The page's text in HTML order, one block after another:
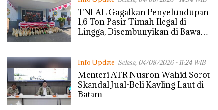
TNI AL Gagalkan Penyelundupan
1,6 Ton Pasir Timah Ilegal di
Lingga, Disembunyikan di Bawah
Info Update Selasa, 04/08/2026 - 11:24 WIB
Menteri ATR Nusron Wahid Sorot
Skandal Jual-Beli Kavling Laut di
Batam